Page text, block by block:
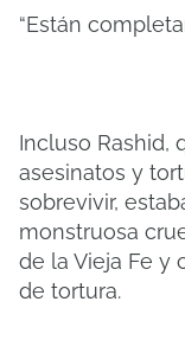
“Están
Incluso Rashid,
asesinatos y
sobrevivir,
monstruosa
de la Vieja Fe y
de tortura.